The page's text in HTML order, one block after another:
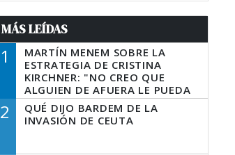
MÁS LEÍDAS
1
MARTÍN MENEM SOBRE LA
ESTRATEGIA DE CRISTINA
KIRCHNER: "NO CREO QUE
ALGUIEN DE AFUERA LE PUEDA
DECIR A LA JUSTICIA LO QUE
TIENE QUE HACER"
2
QUÉ DIJO BARDEM DE LA
INVASIÓN DE CEUTA